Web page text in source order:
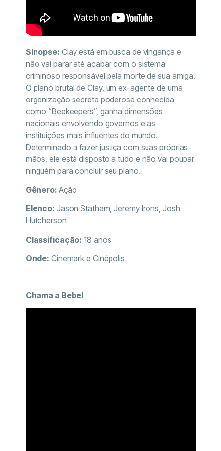
Sinopse: Clay está em busca de vingança e
não vai parar até acabar com o sistema
criminoso responsável pela morte de sua amiga.
O plano brutal de Clay, um ex-agente de uma
organização secreta poderosa conhecida
como “Beekeepers”, ganha dimensões
nacionais envolvendo governos e as
instituições mais influentes do mundo.
Determinado a fazer justiça com suas próprias
mãos, ele está disposto a tudo e não vai poupar
ninguém para concluir seu plano.
Gênero: Ação
Elenco: Jason Statham, Jeremy Irons, Josh
Hutcherson
Classificação: 18 anos
Onde: Cinemark e Cinépolis
Chama a Bebel